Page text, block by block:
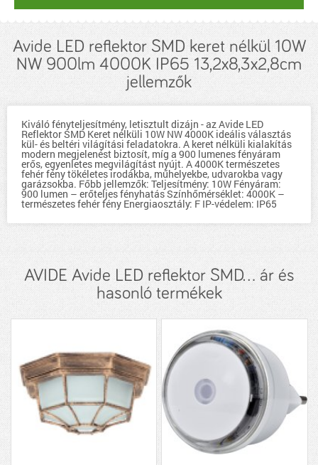
Avide LED reflektor SMD keret nélkül 10W
NW 900lm 4000K IP65 13,2x8,3x2,8cm
jellemzők
Kiváló fényteljesítmény, letisztult dizájn - az Avide LED
Reflektor SMD Keret nélküli 10W NW 4000K ideális választás
kül- és beltéri világítási feladatokra. A keret nélküli kialakítás
modern megjelenést biztosít, míg a 900 lumenes fényáram
erős, egyenletes megvilágítást nyújt. A 4000K természetes
fehér fény tökéletes irodákba, műhelyekbe, udvarokba vagy
garázsokba. Főbb jellemzők: Teljesítmény: 10W Fényáram:
900 lumen – erőteljes fényhatás Színhőmérséklet: 4000K –
természetes fehér fény Energiaosztály: F IP-védelem: IP65
AVIDE Avide LED reflektor SMD... ár és
hasonló termékek